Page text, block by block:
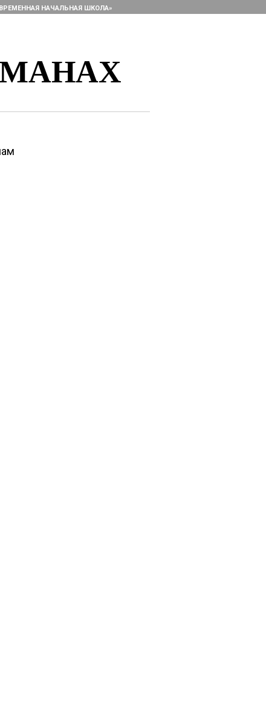
НАЧАЛЬНАЯ ШКОЛА»